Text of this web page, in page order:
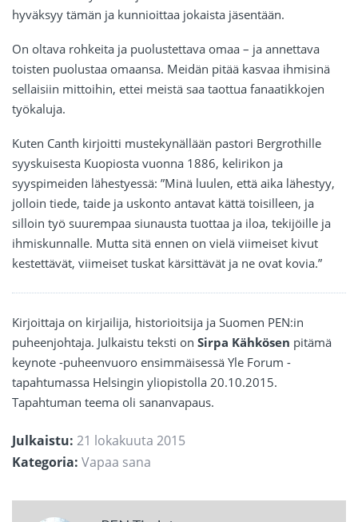
hyväksyy tämän ja kunnioittaa jokaista jäsentään.
On oltava rohkeita ja puolustettava omaa – ja annettava
toisten puolustaa omaansa. Meidän pitää kasvaa ihmisinä
sellaisiin mittoihin, ettei meistä saa taottua fanaatikkojen
työkaluja.
Kuten Canth kirjoitti mustekynällään pastori Bergrothille
syyskuisesta Kuopiosta vuonna 1886, kelirikon ja
syyspimeiden lähestyessä: ”Minä luulen, että aika lähestyy,
jolloin tiede, taide ja uskonto antavat kättä toisilleen, ja
silloin työ suurempaa siunausta tuottaa ja iloa, tekijöille ja
ihmiskunnalle. Mutta sitä ennen on vielä viimeiset kivut
kestettävät, viimeiset tuskat kärsittävät ja ne ovat kovia.”
Kirjoittaja on kirjailija, historioitsija ja Suomen PEN:in
puheenjohtaja. Julkaistu teksti on Sirpa Kähkösen pitämä
keynote -puheenvuoro ensimmäisessä Yle Forum -
tapahtumassa Helsingin yliopistolla 20.10.2015.
Tapahtuman teema oli sananvapaus.
Julkaistu: 21 lokakuuta 2015
Kategoria: Vapaa sana